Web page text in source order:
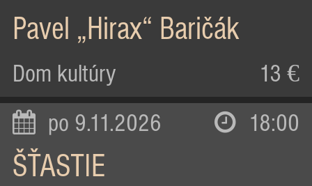
Pavel „Hirax“ Baričák
Dom kultúry 13 €
po 9.11.2026 18:00
ŠŤASTIE